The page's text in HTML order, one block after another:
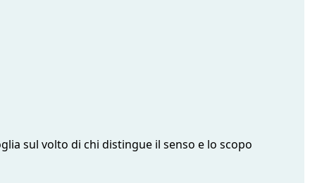
sul volto di chi distingue il senso e lo scopo